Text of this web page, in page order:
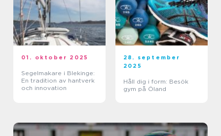
01. oktober 2025
Segelmakare i Blekinge:
En tradition av hantverk
och innovation
28. september
2025
Håll dig i form: Besök
gym på Öland